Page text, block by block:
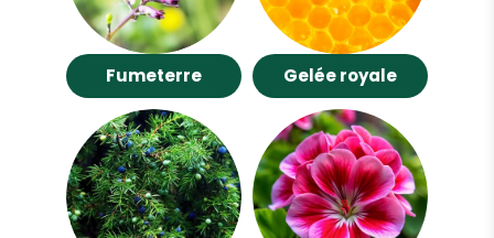
Fumeterre Gelée royale